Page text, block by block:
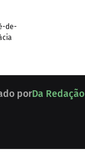
de-
porDa Redação